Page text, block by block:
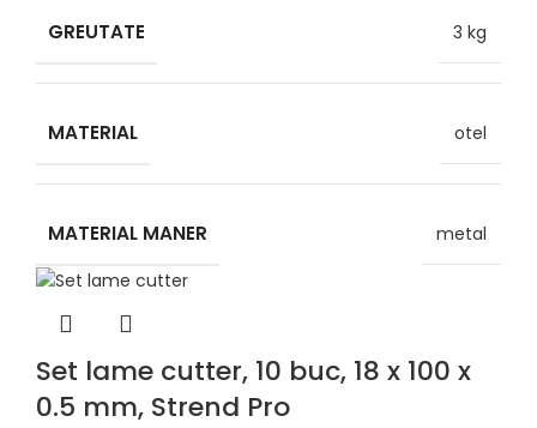
GREUTATE 3 kg
MATERIAL otel
MATERIAL MANER metal
Set lame cutter, 10 buc, 18 x 100 x
0.5 mm, Strend Pro